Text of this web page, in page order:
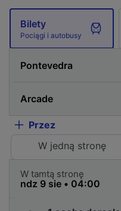
Bilety
Pociągi i autobusy
Przez
W jedną stronę
W tamtą stronę